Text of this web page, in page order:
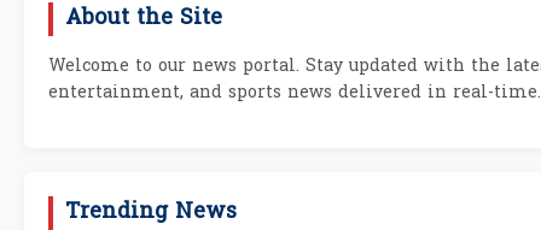
About the Site
Welcome to our news portal. Stay updated with the
entertainment, and sports news delivered in real-time.
Trending News